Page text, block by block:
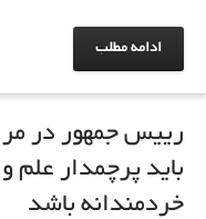
ادامه مطلب
رییس جمهور در
باید پرچمدار علم
خردمندانه باشد